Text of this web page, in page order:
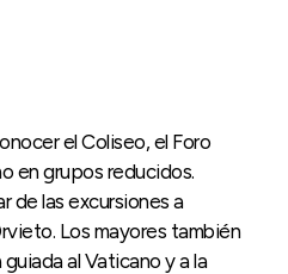
el Coliseo, el Foro
en grupos reducidos.
de las excursiones a
Los mayores también
al Vaticano y a la